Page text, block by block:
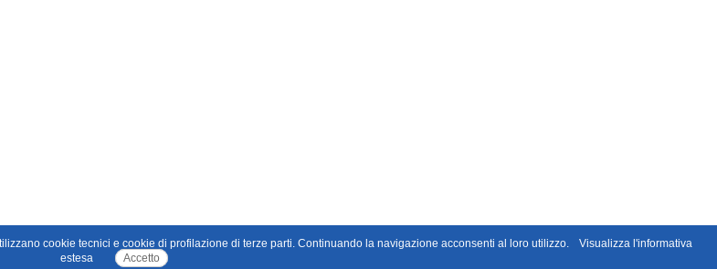
cookie tecnici e cookie di profilazione di terze parti. Continuando la navigazione acconsenti al loro utilizzo.
Visualizza l'informativa
estesa
Accetto